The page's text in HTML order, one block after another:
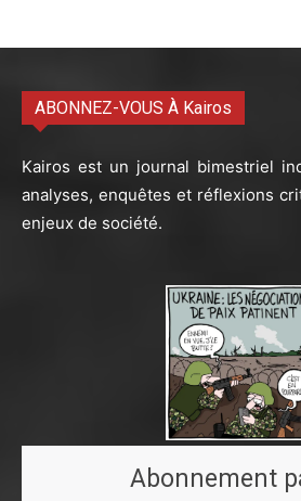
ABONNEZ-VOUS À Kairos
Kairos est un journal bimestriel
analyses, enquêtes et réflexions
enjeux de société.
Abonnement